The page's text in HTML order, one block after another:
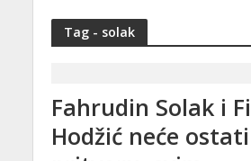
Tag - solak
Fahrudin Solak i
Hodžić neće